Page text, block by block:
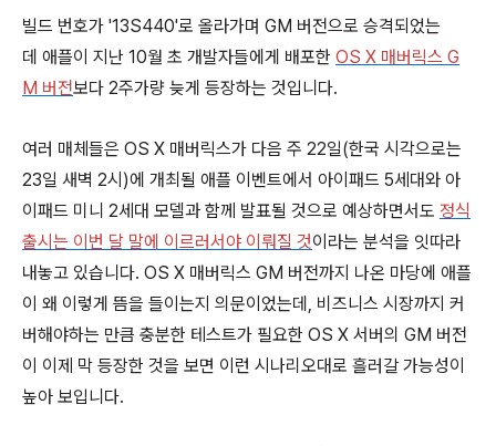
빌드 번호가 '13S440'로 올라가며 GM 버전으로 승격되었는
데 애플이 지난 10월 초 개발자들에게 배포한 OS X 매버릭스 G
M 버전보다 2주가량 늦게 등장하는 것입니다.
여러 매체들은 OS X 매버릭스가 다음 주 22일(한국 시각으로는
23일 새벽 2시)에 개최될 애플 이벤트에서 아이패드 5세대와 아
이패드 미니 2세대 모델과 함께 발표될 것으로 예상하면서도 정식
출시는 이번 달 말에 이르러서야 이뤄질 것이라는 분석을 잇따라
내놓고 있습니다. OS X 매버릭스 GM 버전까지 나온 마당에 애플
이 왜 이렇게 뜸을 들이는지 의문이었는데, 비즈니스 시장까지 커
버해야하는 만큼 충분한 테스트가 필요한 OS X 서버의 GM 버전
이 이제 막 등장한 것을 보면 이런 시나리오대로 흘러갈 가능성이
높아 보입니다.